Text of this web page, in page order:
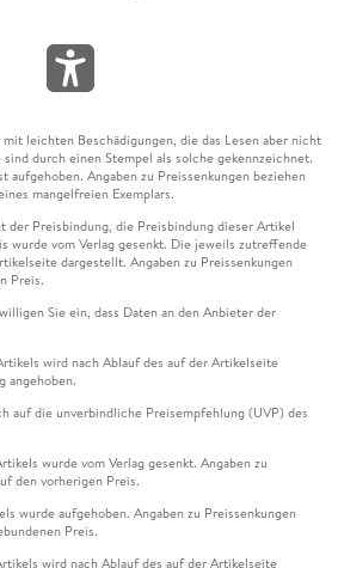
leichten Beschädigungen, die das Lesen aber nicht
durch einen Stempel als solche gekennzeichnet.
aufgehoben. Angaben zu Preissenkungen beziehen
mangelfreien Exemplars.
der Preisbindung, die Preisbindung dieser Artikel
wurde vom Verlag gesenkt. Die jeweils zutreffende
dargestellt. Angaben zu Preissenkungen
Preis.
Sie ein, dass Daten an den Anbieter der
wird nach Ablauf des auf der Artikelseite
angehoben.
auf die unverbindliche Preisempfehlung (UVP) des
wurde vom Verlag gesenkt. Angaben zu
den vorherigen Preis.
wurde aufgehoben. Angaben zu Preissenkungen
Preis.
wird nach Ablauf des auf der Artikelseite